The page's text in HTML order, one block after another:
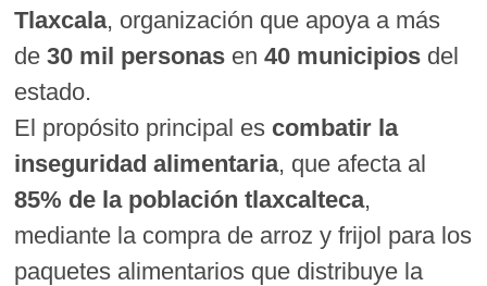
Tlaxcala, organización que apoya a más
de30 mil personas en40 municipios del
estado.
El propósito principal es combatir la
inseguridad alimentaria, que afecta al
85% de la población tlaxcalteca,
mediante la compra de arroz y frijol para los
paquetes alimentarios que distribuye la